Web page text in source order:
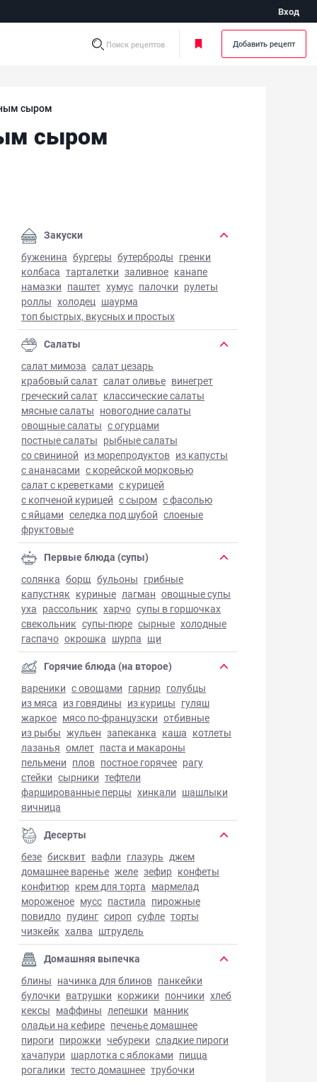
Вход
Поиск рецептов Добавить рецепт
сыром
сыром
с форелью, огурцом и творожным сыром - фото
Закуски
буженина бургеры бутерброды гренки
колбаса тарталетки заливное канапе
намазки паштет хумус палочки рулеты
роллы холодец шаурма
топ быстрых, вкусных и простых
Салаты
салат мимоза салат цезарь
крабовый салат салат оливье винегрет
греческий салат классические салаты
мясные салаты новогодние салаты
овощные салаты с огурцами
постные салаты рыбные салаты
со свининой из морепродуктов из капусты
с ананасами с корейской морковью
салат с креветками с курицей
с копченой курицей с сыром с фасолью
с яйцами селедка под шубой слоеные
фруктовые
Первые блюда (супы)
солянка борщ бульоны грибные
капустняк куриные лагман овощные супы
уха рассольник харчо супы в горшочках
свекольник супы-пюре сырные холодные
гаспачо окрошка шурпа щи
Горячие блюда (на второе)
вареники с овощами гарнир голубцы
из мяса из говядины из курицы гуляш
жаркое мясо по-французски отбивные
из рыбы жульен запеканка каша котлеты
лазанья омлет паста и макароны
пельмени плов постное горячее рагу
стейки сырники тефтели
фаршированные перцы хинкали шашлыки
яичница
Десерты
безе бисквит вафли глазурь джем
домашнее варенье желе зефир конфеты
конфитюр крем для торта мармелад
мороженое мусс пастила пирожные
повидло пудинг сироп суфле торты
чизкейк халва штрудель
Домашняя выпечка
блины начинка для блинов панкейки
булочки ватрушки коржики пончики хлеб
кексы маффины лепешки манник
оладьи на кефире печенье домашнее
пироги пирожки чебуреки сладкие пироги
хачапури шарлотка с яблоками пицца
рогалики тесто домашнее трубочки